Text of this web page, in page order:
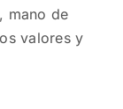
mano de
valores y